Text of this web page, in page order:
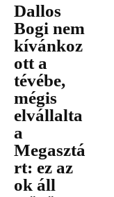
Dallos
Bogi nem
kívánkoz
ott a
tévébe,
mégis
elvállalta
a
Megasztá
rt: ez az
ok áll